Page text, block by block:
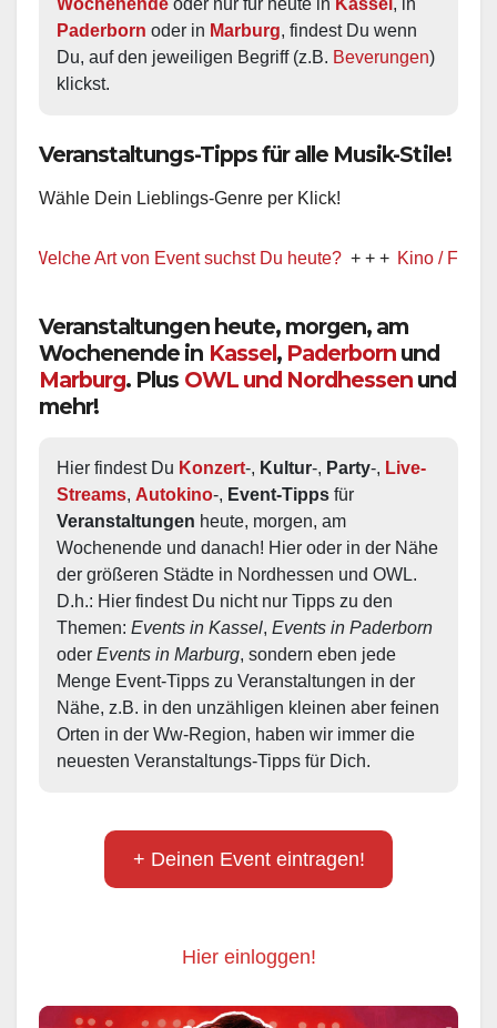
Paderborn oder in Marburg, findest Du wenn
Du, auf den jeweiligen Begriff (z.B. Beverungen)
klickst.
Veranstaltungs-Tipps für alle Musik-Stile!
Wähle Dein Lieblings-Genre per Klick!
Art von Event suchst Du heute? + + + Kino / Film + + +
Veranstaltungen heute, morgen, am
Wochenende in Kassel, Paderborn und
Marburg. Plus OWL und Nordhessen und
mehr!
Hier findest Du Konzert-, Kultur-, Party-, Live-
Streams, Autokino-, Event-Tipps
Veranstaltungen heute, morgen, am
Wochenende und danach! Hier oder in der Nähe
der größeren Städte in Nordhessen und OWL.
D.h.: Hier findest Du nicht nur Tipps zu den
Themen: Events in Kassel, Events in Paderborn
oder Events in Marburg, sondern eben jede
Menge Event-Tipps zu Veranstaltungen in der
Nähe, z.B. in den unzähligen kleinen aber feinen
Orten in der Ww-Region, haben wir immer die
neuesten Veranstaltungs-Tipps für Dich.
+ Deinen Event eintragen!
Hier einloggen!